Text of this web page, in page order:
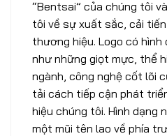
“Bentsai” của chúng tôi
tôi về sự xuất sắc, cải
thương hiệu. Logo có hình
như những giọt mực, thể
ngành, công nghệ cốt lõi
tải cách tiếp cận phát
hiệu chúng tôi. Hình dạng
một mũi tên lao về phía